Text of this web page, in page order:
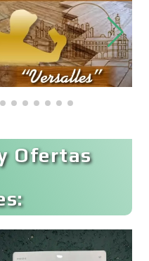
Ofertas